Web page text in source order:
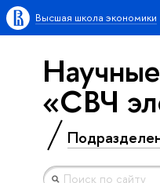
Высшая школа экономики
«СВЧ